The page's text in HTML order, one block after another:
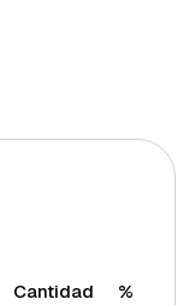
Cantidad
%